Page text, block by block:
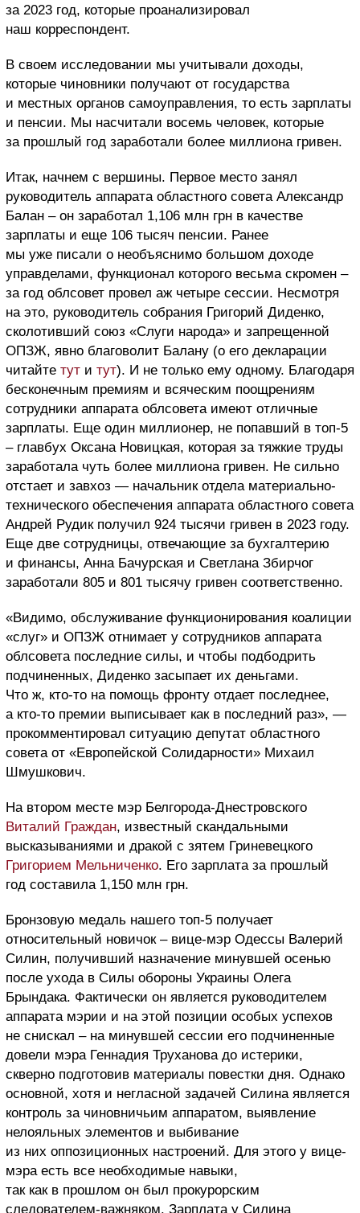
за 2023 год, которые проанализировал
наш корреспондент.
В своем исследовании мы учитывали доходы,
которые чиновники получают от государства
и местных органов самоуправления, то есть зарплаты
и пенсии. Мы насчитали восемь человек, которые
за прошлый год заработали более миллиона гривен.
Итак, начнем с вершины. Первое место занял
руководитель аппарата областного совета Александр
Балан – он заработал 1,106 млн грн в качестве
зарплаты и еще 106 тысяч пенсии. Ранее
мы уже писали о необъяснимо большом доходе
управделами, функционал которого весьма скромен –
за год облсовет провел аж четыре сессии. Несмотря
на это, руководитель собрания Григорий Диденко,
сколотивший союз «Слуги народа» и запрещенной
ОПЗЖ, явно благоволит Балану (о его декларации
читайте тут и тут). И не только ему одному. Благодаря
бесконечным премиям и всяческим поощрениям
сотрудники аппарата облсовета имеют отличные
зарплаты. Еще один миллионер, не попавший в топ-5
– главбух Оксана Новицкая, которая за тяжкие труды
заработала чуть более миллиона гривен. Не сильно
отстает и завхоз — начальник отдела материально-
технического обеспечения аппарата областного совета
Андрей Рудик получил 924 тысячи гривен в 2023 году.
Еще две сотрудницы, отвечающие за бухгалтерию
и финансы, Анна Бачурская и Светлана Збирчог
заработали 805 и 801 тысячу гривен соответственно.
«Видимо, обслуживание функционирования коалиции
«слуг» и ОПЗЖ отнимает у сотрудников аппарата
облсовета последние силы, и чтобы подбодрить
подчиненных, Диденко засыпает их деньгами.
Что ж, кто-то на помощь фронту отдает последнее,
а кто-то премии выписывает как в последний раз», —
прокомментировал ситуацию депутат областного
совета от «Европейской Солидарности» Михаил
Шмушкович.
На втором месте мэр Белгорода-Днестровского
Виталий Граждан, известный скандальными
высказываниями и дракой с зятем Гриневецкого
Григорием Мельниченко. Его зарплата за прошлый
год составила 1,150 млн грн.
Бронзовую медаль нашего топ-5 получает
относительный новичок – вице-мэр Одессы Валерий
Силин, получивший назначение минувшей осенью
после ухода в Силы обороны Украины Олега
Брындака. Фактически он является руководителем
аппарата мэрии и на этой позиции особых успехов
не снискал – на минувшей сессии его подчиненные
довели мэра Геннадия Труханова до истерики,
скверно подготовив материалы повестки дня. Однако
основной, хотя и негласной задачей Силина является
контроль за чиновничьим аппаратом, выявление
нелояльных элементов и выбивание
из них оппозиционных настроений. Для этого у вице-
мэра есть все необходимые навыки,
так как в прошлом он был прокурорским
следователем-важняком. Зарплата у Силина